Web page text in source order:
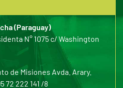
(Paraguay)
N° 1075 c/ Washington
de Misiones Avda. Arary.
72 222 141 /8